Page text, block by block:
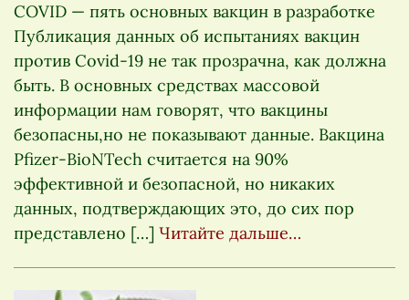
COVID — пять основных вакцин в разработке
Публикация данных об испытаниях вакцин
против Covid-19 не так прозрачна, как должна
быть. В основных средствах массовой
информации нам говорят, что вакцины
безопасны,но не показывают данные. Вакцина
Pfizer-BioNTech считается на 90%
эффективной и безопасной, но никаких
данных, подтверждающих это, до сих пор
представлено […] Читайте дальше…